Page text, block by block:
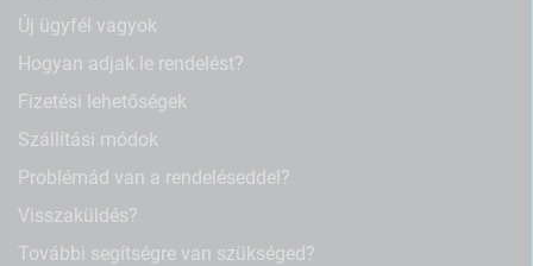
Új ügyfél vagyok
Hogyan adjak le rendelést?
Fizetési lehetőségek
Szállítási módok
Problémád van a rendeléseddel?
Visszaküldés?
További segítségre van szükséged?